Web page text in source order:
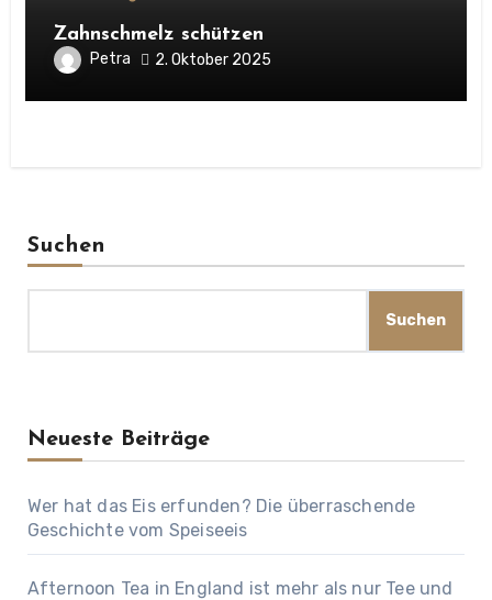
Zahnschmelz schützen
Petra 2. Oktober 2025
Suchen
Suchen
Neueste Beiträge
Wer hat das Eis erfunden? Die überraschende
Geschichte vom Speiseeis
Afternoon Tea in England ist mehr als nur Tee und